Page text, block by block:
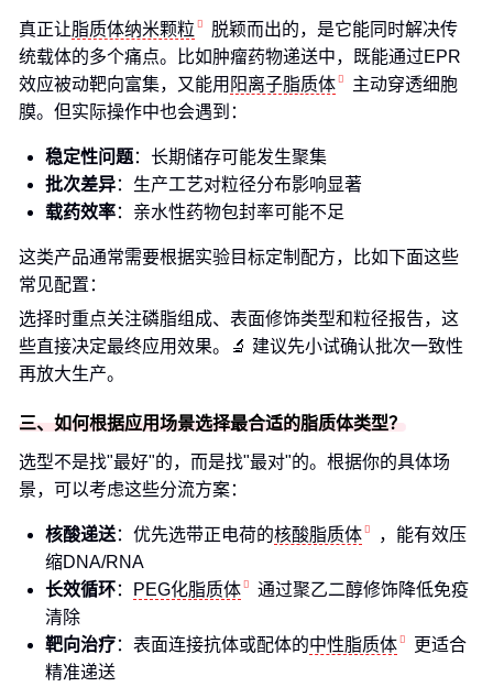
真正让脂质体纳米颗粒
脱颖而出的，是它能同时解决传
统载体的多个痛点。比如肿瘤药物递送中，既能通过EPR
效应被动靶向富集，又能用 阳离子脂质体
主动穿透细胞
膜。但实际操作中也会遇到：
稳定性问题：长期储存可能发生聚集
批次差异：生产工艺对粒径分布影响显著
载药效率：亲水性药物包封率可能不足
这类产品通常需要根据实验目标定制配方，比如下面这些
常见配置：
选择时重点关注磷脂组成、表面修饰类型和粒径报告，这
些直接决定最终应用效果。🔬 建议先小试确认批次一致性
再放大生产。
三、如何根据应用场景选择最合适的脂质体类型？
选型不是找"最好"的，而是找"最对"的。根据你的具体场
景，可以考虑这些分流方案：
核酸递送：优先选带正电荷的核酸脂质体
，能有效压
缩DNA/RNA
长效循环： PEG化脂质体
通过聚乙二醇修饰降低免疫
清除
靶向治疗：表面连接抗体或配体的中性脂质体
更适合
精准递送